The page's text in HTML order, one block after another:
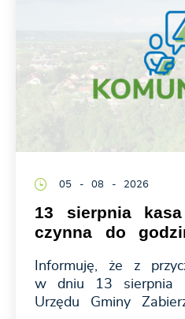
05 - 08 - 2026
13 sierpnia
czynna do
Informuję, że z
w dniu 13 sierpnia
Urzędu Gminy